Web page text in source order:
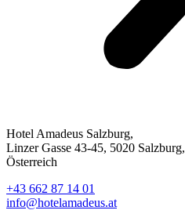
Hotel Amadeus Salzburg,
Linzer Gasse 43-45, 5020 Salzburg,
Österreich
+43 662 87 14 01
info@hotelamadeus.at